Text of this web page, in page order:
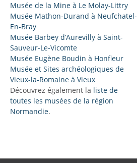
Musée de la Mine à Le Molay-Littry
Musée Mathon-Durand à Neufchatel-
En-Bray
Musée Barbey d’Aurevilly à Saint-
Sauveur-Le-Vicomte
Musée Eugène Boudin à Honfleur
Musée et Sites archéologiques de
Vieux-la-Romaine à Vieux
Découvrez également la liste de
toutes les musées de la région
Normandie.